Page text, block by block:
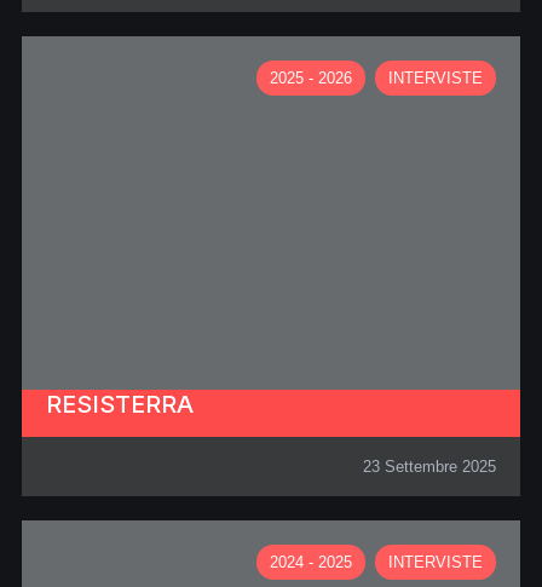
2025 - 2026 INTERVISTE
RESISTERRA
23 Settembre 2025
2024 - 2025 INTERVISTE